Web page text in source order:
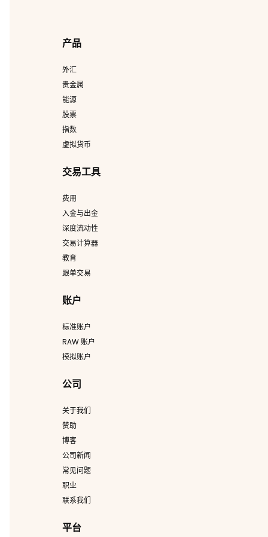
产品
外汇
贵金属
能源
股票
指数
虚拟货币
交易工具
费用
入金与出金
深度流动性
交易计算器
教育
跟单交易
账户
标准账户
RAW 账户
模拟账户
公司
关于我们
赞助
博客
公司新闻
常见问题
职业
联系我们
平台